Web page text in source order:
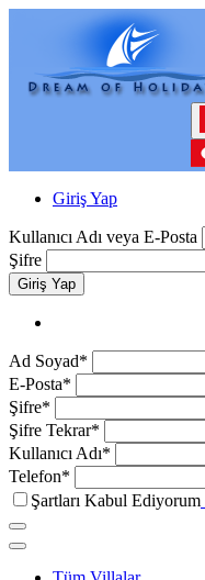
Giriş Yap
Kullanıcı Adı veya E-Posta
Şifre
Giriş Yap
Ad Soyad*
E-Posta*
Şifre*
Şifre Tekrar*
Kullanıcı Adı*
Telefon*
Şartları Kabul Ediyorum